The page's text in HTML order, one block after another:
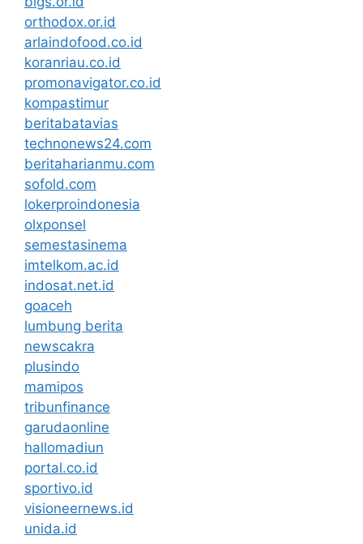
orthodox.or.id
arlaindofood.co.id
koranriau.co.id
promonavigator.co.id
kompastimur
beritabatavias
technonews24.com
beritaharianmu.com
sofold.com
lokerproindonesia
olxponsel
semestasinema
imtelkom.ac.id
indosat.net.id
goaceh
lumbung berita
newscakra
plusindo
mamipos
tribunfinance
garudaonline
hallomadiun
portal.co.id
sportivo.id
visioneernews.id
unida.id